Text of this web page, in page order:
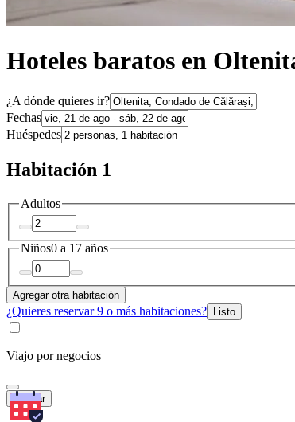
Hoteles baratos en
¿A dónde quieres ir?
Fechas
Huéspedes
Habitación 1
Adultos
Niños0 a 17 años
Agregar otra habitación
¿Quieres reservar 9 o más habitaciones? Listo
Viajo por negocios
Buscar